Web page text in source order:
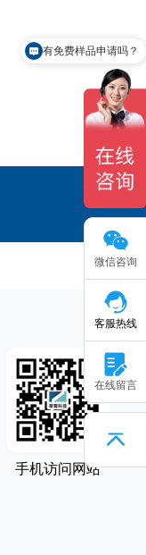
手机访问网站
微信咨询
客服热线
在线留言
有免费样品申请吗？